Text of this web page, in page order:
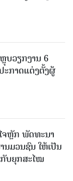
ບວຽກງານ 6
ກາດແຕ່ງຕັ້ງຜູ້
ຈຫຼັກ ພັດທະນາ
ມວນຊົນ ໃຫ້ເປັນ
ບຍຸກສະໄໝ